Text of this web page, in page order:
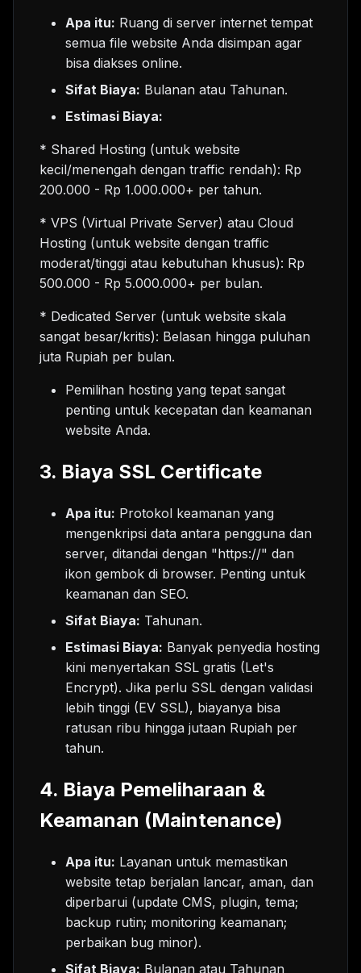
Apa itu: Ruang di server internet tempat
semua file website Anda disimpan agar
bisa diakses online.
Sifat Biaya: Bulanan atau Tahunan.
Estimasi Biaya:
* Shared Hosting (untuk website
kecil/menengah dengan traffic rendah): Rp
200.000 - Rp 1.000.000+ per tahun.
* VPS (Virtual Private Server) atau Cloud
Hosting (untuk website dengan traffic
moderat/tinggi atau kebutuhan khusus): Rp
500.000 - Rp 5.000.000+ per bulan.
* Dedicated Server (untuk website skala
sangat besar/kritis): Belasan hingga puluhan
juta Rupiah per bulan.
Pemilihan hosting yang tepat sangat
penting untuk kecepatan dan keamanan
website Anda.
3. Biaya SSL Certificate
Apa itu: Protokol keamanan yang
mengenkripsi data antara pengguna dan
server, ditandai dengan "https://" dan
ikon gembok di browser. Penting untuk
keamanan dan SEO.
Sifat Biaya: Tahunan.
Estimasi Biaya: Banyak penyedia hosting
kini menyertakan SSL gratis (Let's
Encrypt). Jika perlu SSL dengan validasi
lebih tinggi (EV SSL), biayanya bisa
ratusan ribu hingga jutaan Rupiah per
tahun.
4. Biaya Pemeliharaan &
Keamanan (Maintenance)
Apa itu: Layanan untuk memastikan
website tetap berjalan lancar, aman, dan
diperbarui (update CMS, plugin, tema;
backup rutin; monitoring keamanan;
perbaikan bug minor).
Sifat Biaya: Bulanan atau Tahunan